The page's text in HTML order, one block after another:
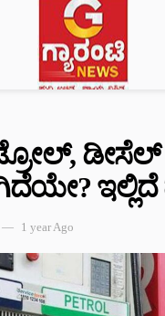
1 year Ago